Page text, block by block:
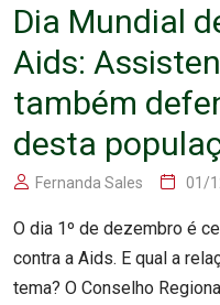
Dia Mundial
Aids:
também
desta
Fernanda Sales 01/
O dia 1º de dezembro é
contra a Aids. E qual a
tema? O Conselho